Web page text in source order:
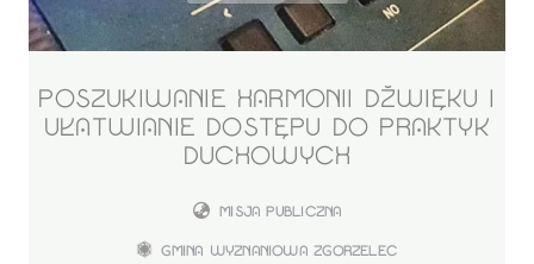
POSZUKIWANIE HARMONII DŹWIĘKU I
UŁATWIANIE DOSTĘPU DO PRAKTYK
DUCHOWYCH
MISJA PUBLICZNA
GMINA WYZNANIOWA ZGORZELEC